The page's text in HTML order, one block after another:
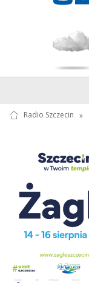
Radio Szczecin »